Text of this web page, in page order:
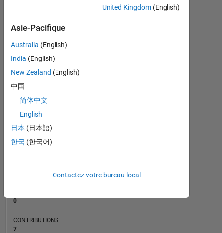
CONTRIBUTIONS L
0
2
RANG
663
0
CONTRIBUTIONS
7
United Kingdom(English)
Asie-Pacifique
Australia (English)
India (English)
New Zealand (English)
中国
简体中文
English
日本 (日本語)
한국 (한국어)
Contactez votre bureau local